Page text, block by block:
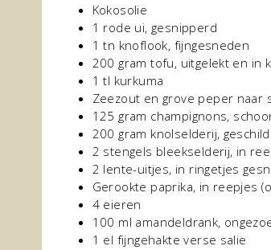
Kokosolie
1 rode ui, gesnipperd
1 tn knoflook, fijngesneden
200 gram tofu, uitgelekt en in
1 tl kurkuma
Zeezout en grove peper naar
125 gram champignons,
200 gram knolselderij,
2 stengels bleekselderij, in
2 lente-uitjes, in ringetjes
Gerookte paprika, in reepjes
4 eieren
100 ml amandeldrank,
1 el fijngehakte verse salie